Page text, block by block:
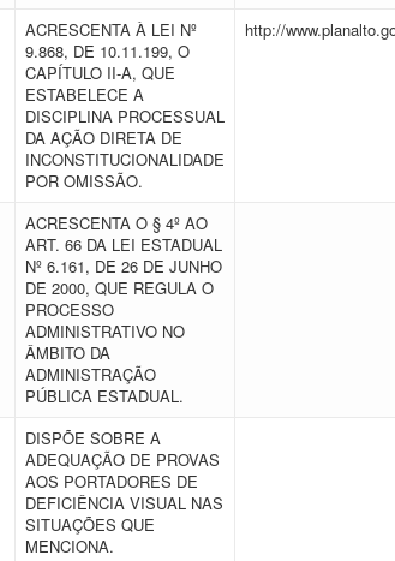
ACRESCENTA À LEI Nº
9.868, DE 10.11.199, O
CAPÍTULO II-A, QUE
ESTABELECE A
DISCIPLINA PROCESSUAL
DA AÇÃO DIRETA DE
INCONSTITUCIONALIDADE
POR OMISSÃO.
http://
ACRESCENTA O § 4º AO
ART. 66 DA LEI ESTADUAL
Nº 6.161, DE 26 DE JUNHO
DE 2000, QUE REGULA O
PROCESSO
ADMINISTRATIVO NO
ÂMBITO DA
ADMINISTRAÇÃO
PÚBLICA ESTADUAL.
DISPÕE SOBRE A
ADEQUAÇÃO DE PROVAS
AOS PORTADORES DE
DEFICIÊNCIA VISUAL NAS
SITUAÇÕES QUE
MENCIONA.